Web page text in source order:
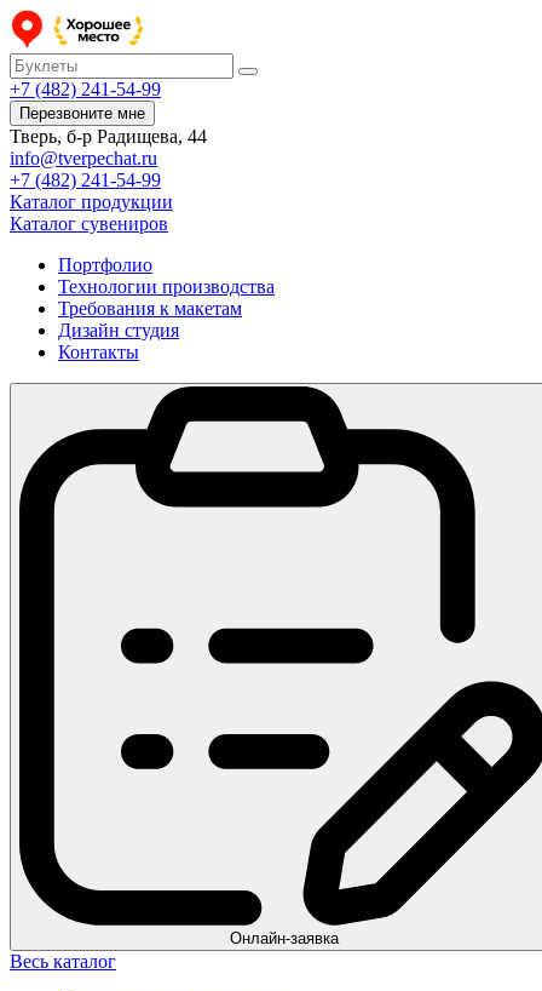
+7 (482) 241-54-99
Перезвоните мне
Тверь, б-р Радищева, 44
info@tverpechat.ru
+7 (482) 241-54-99
Каталог продукции
Каталог сувениров
Портфолио
Технологии производства
Требования к макетам
Дизайн студия
Контакты
Онлайн-заявка
Весь каталог